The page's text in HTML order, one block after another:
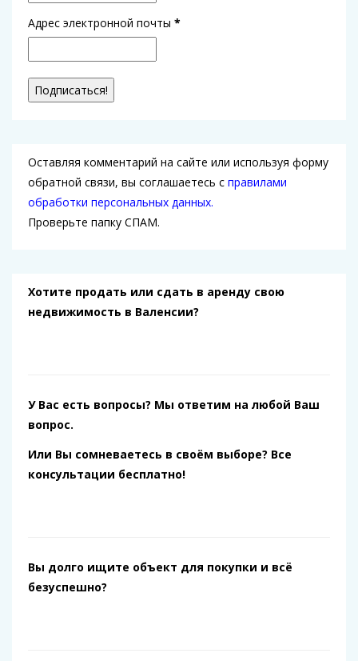
Адрес электронной почты *
Оставляя комментарий на сайте или используя форму
обратной связи, вы соглашаетесь с правилами
обработки персональных данных.
Проверьте папку СПАМ.
Хотите продать или сдать в аренду свою
недвижимость в Валенсии?
У Вас есть вопросы? Мы ответим на любой Ваш
вопрос.
Или Вы сомневаетесь в своём выборе? Все
консультации бесплатно!
Вы долго ищите объект для покупки и всё
безуспешно?